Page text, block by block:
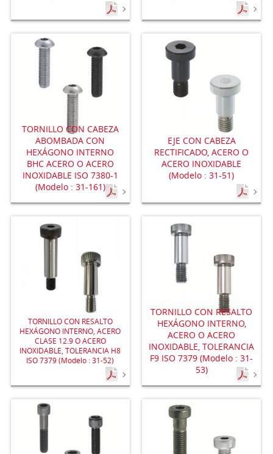
TORNILLO CON CABEZA
ABOMBADA CON
HEXÁGONO INTERNO
BHC ACERO O ACERO
INOXIDABLE ISO 7380-1
(Modelo : 31-161)
EJE CON CABEZA
RECTIFICADO, ACERO O
ACERO INOXIDABLE
(Modelo : 31-51)
TORNILLO CON RESALTO
HEXÁGONO INTERNO, ACERO
CLASE 12.9 O ACERO
INOXIDABLE, TOLERANCIA H8
ISO 7379 (Modelo : 31-52)
TORNILLO CON RESALTO
HEXÁGONO INTERNO,
ACERO O ACERO
INOXIDABLE, TOLERANCIA
F9 ISO 7379 (Modelo : 31-
53)